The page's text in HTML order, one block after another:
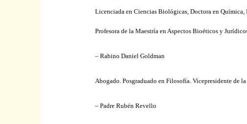
Licenciada en Ciencias Biológicas, Doctora en Química,
Profesora dela Maestría en Aspectos Bioéticos y
– Rabino Daniel Goldman
Abogado. Posgraduado en Filosofía. Vicepresidente dela
– Padre Rubén Revello